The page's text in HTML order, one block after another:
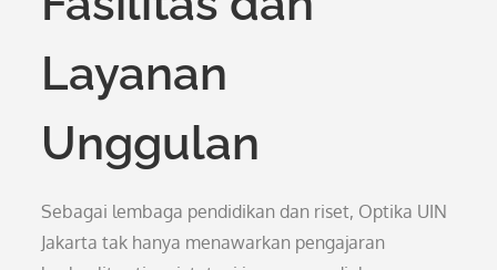
Layanan
Unggulan
Sebagai lembaga pendidikan dan riset, Optika UIN
Jakarta tak hanya menawarkan pengajaran